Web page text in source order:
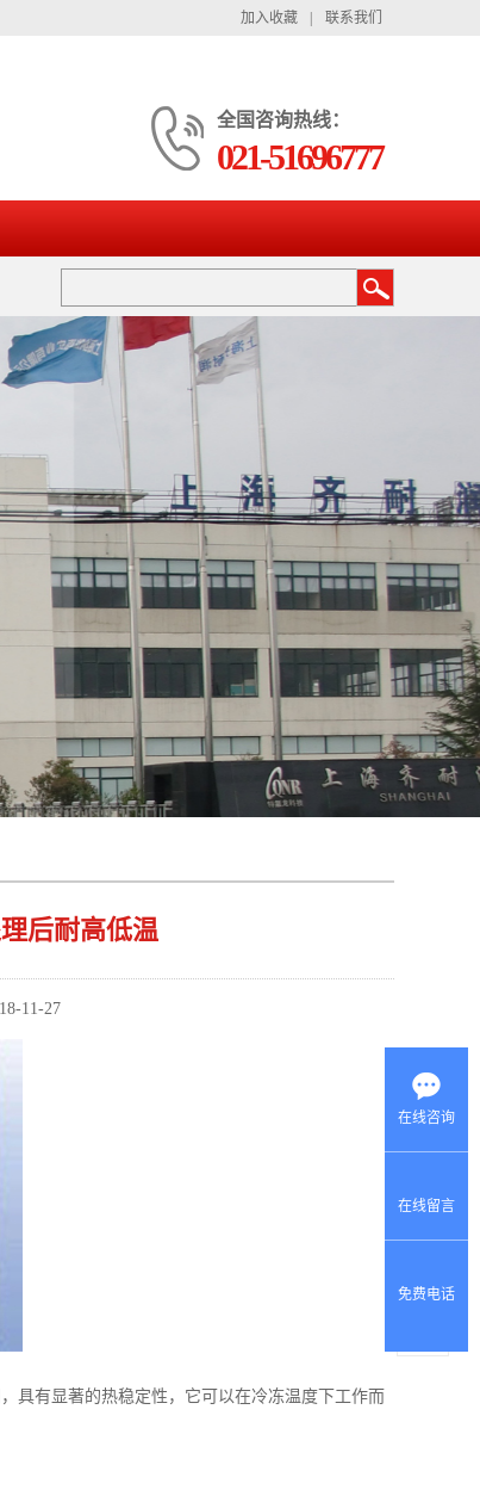
加入收藏 联系我们
全国咨询热线：
021-51696777
后耐高低温
11-27
具有显著的热稳定性，它可以在冷冻温度下工作而
中心
在线咨询
在线留言